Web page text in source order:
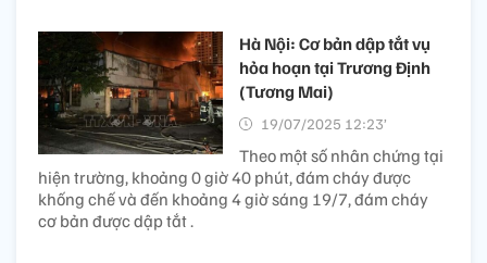
Hà Nội: Cơ bản dập tắt vụ
hỏa hoạn tại Trương Định
(Tương Mai)
19/07/2025 12:23’
Theo một số nhân chứng tại
hiện trường, khoảng 0 giờ 40 phút, đám cháy được
khống chế và đến khoảng 4 giờ sáng 19/7, đám cháy
cơ bản được dập tắt .